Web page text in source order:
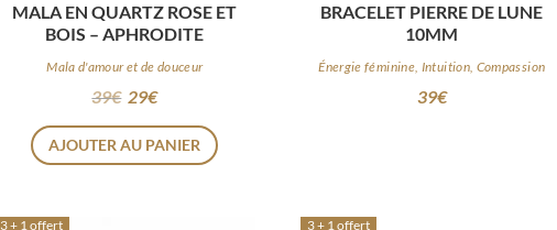
MALA EN QUARTZ ROSE ET
BOIS – APHRODITE
Mala d'amour et de douceur
39€ 29€
AJOUTER AU PANIER
BRACELET PIERRE DE LUNE
10MM
Énergie féminine, Intuition, Compassion
39€
3 + 1 offert 3 + 1 offert